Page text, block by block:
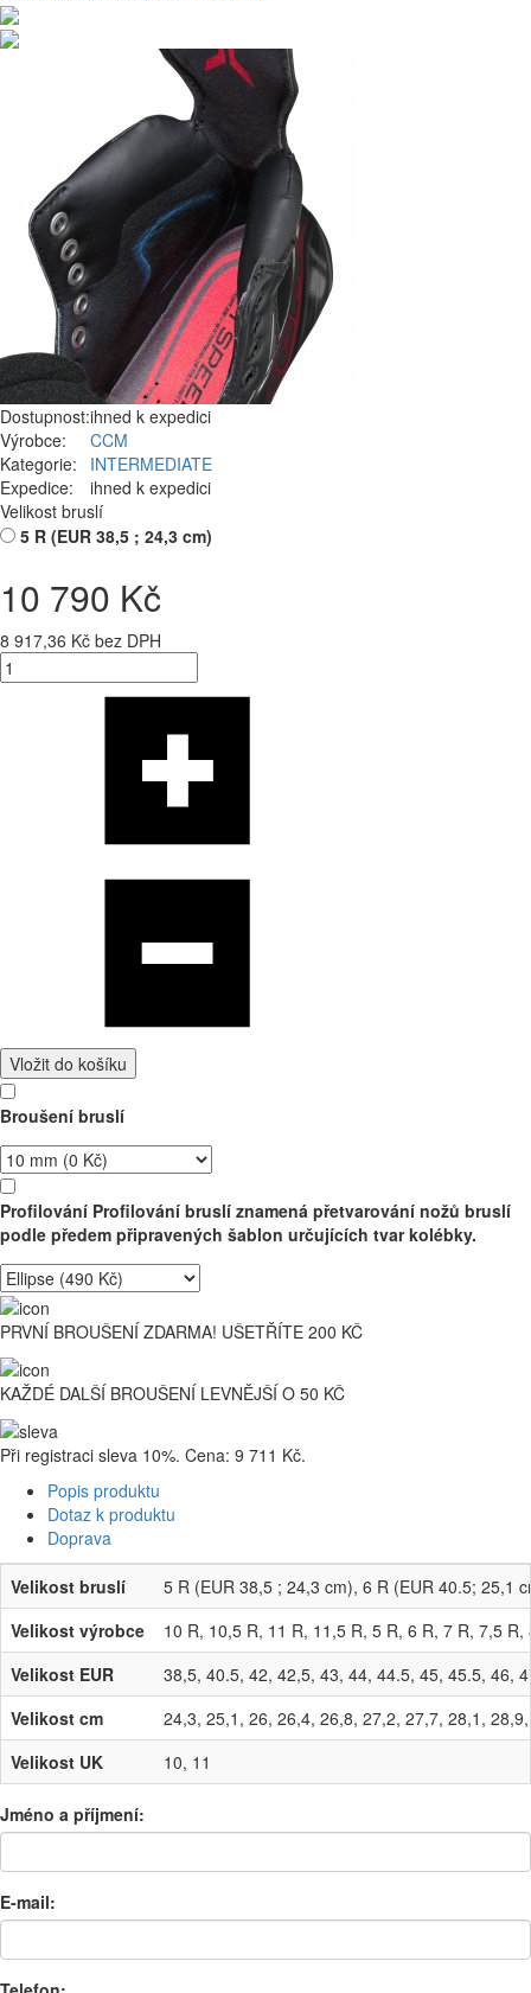
Dostupnost:ihned k expedici
Výrobce:
CCM
Kategorie:
INTERMEDIATE
Expedice:
ihned k expedici
Velikost bruslí
5 R (EUR 38,5 ; 24,3 cm)
10 790 Kč
8 917,36 Kč bez DPH
Vložit do košíku
Broušení bruslí
Profilování Profilování bruslí znamená přetvarování nožů bruslí
podle předem připravených šablon určujících tvar kolébky.
PRVNÍ BROUŠENÍ ZDARMA! UŠETŘÍTE 200 KČ
KAŽDÉ DALŠÍ BROUŠENÍ LEVNĚJŠÍ O 50 KČ
Při registraci sleva 10%. Cena: 9 711 Kč.
Popis produktu
Dotaz k produktu
Doprava
Velikost bruslí
5 R (EUR 38,5 ; 24,3 cm), 6 R (EUR 40.5; 25,1
Velikost výrobce
10 R, 10,5 R, 11 R, 11,5 R, 5 R, 6 R, 7 R, 7,5
Velikost EUR
38,5, 40.5, 42, 42,5, 43, 44, 44.5, 45, 45.5, 46,
Velikost cm
24,3, 25,1, 26, 26,4, 26,8, 27,2, 27,7, 28,1,
Velikost UK
10, 11
Jméno a příjmení:
E-mail: